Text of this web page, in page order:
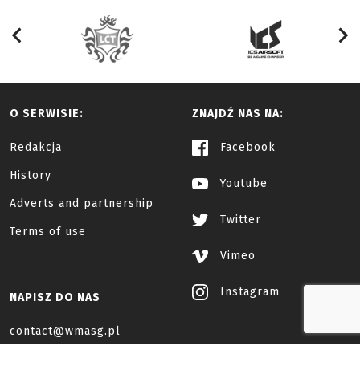
O SERWISIE:
Redakcja
History
Adverts and partnership
Terms of use
ZNAJDŹ NAS NA:
Facebook
Youtube
Twitter
Vimeo
Instagram
NAPISZ DO NAS
contact@wmasg.pl